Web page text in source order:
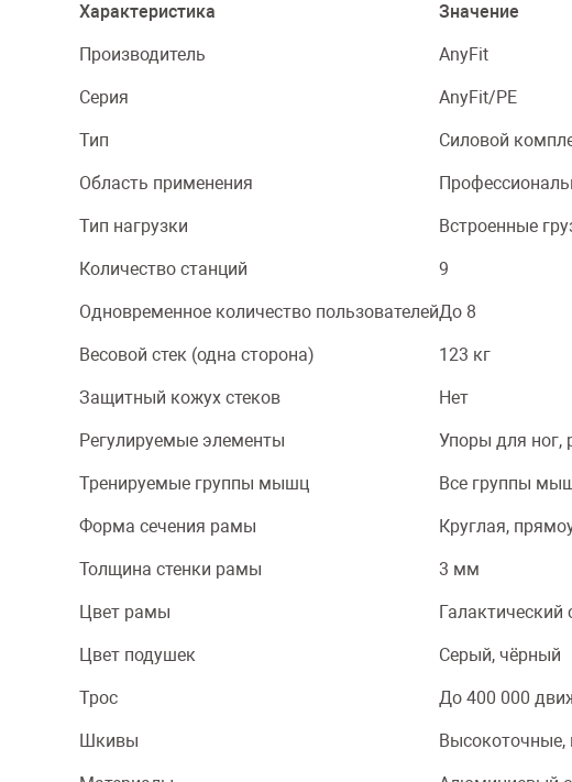
Характеристика Значение
Производитель AnyFit
Серия AnyFit/PE
Тип Силовой
Область применения
Тип нагрузки Встроенные
Количество станций 9
Одновременное количество пользователейДо 8
Весовой стек (одна сторона) 123 кг
Защитный кожух стеков Нет
Регулируемые элементы Упоры для ног,
Тренируемые группы мышц Все группы
Форма сечения рамы Круглая,
Толщина стенки рамы 3 мм
Цвет рамы Галактический
Цвет подушек Серый, чёрный
Трос До 400 000
Шкивы Высокоточные,